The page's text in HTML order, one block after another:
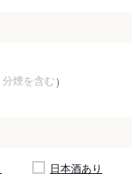
分煙を含む
日本酒あり